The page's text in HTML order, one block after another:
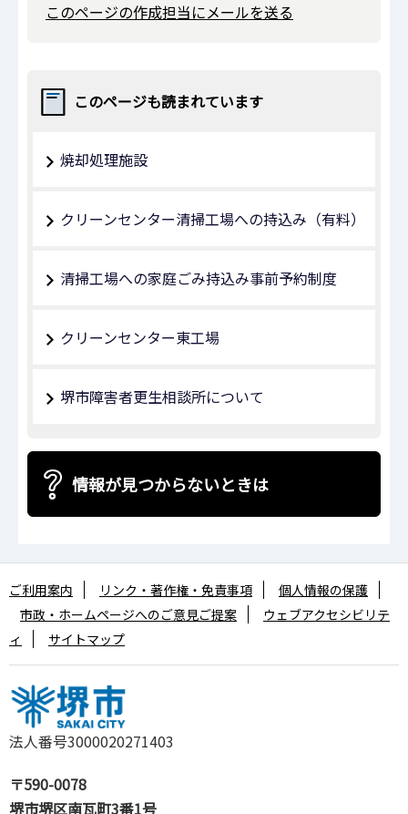
このページの作成担当にメールを送る
このページも読まれています
焼却処理施設
クリーンセンター清掃工場への持込み（有料）
清掃工場への家庭ごみ持込み事前予約制度
クリーンセンター東工場
堺市障害者更生相談所について
情報が見つからないときは
法人番号3000020271403
〒590-0078
堺市堺区南瓦町3番1号
ご利用案内 リンク・著作権・免責事項
個人情報の保護
市政・ホームページへのご意見ご提案
ウェブアクセシビリテ
ィ
サイトマップ